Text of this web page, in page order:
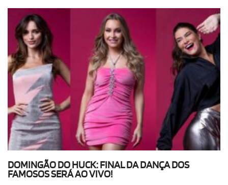
DOMINGÃO DO HUCK: FINAL DA DANÇA DOS
FAMOSOS SERÁ AO VIVO!